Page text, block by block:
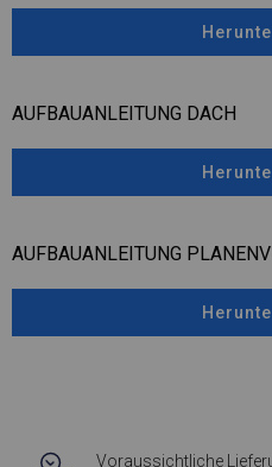
AUFBAUANLEITUNG DACH
AUFBAUANLEITUNG
Voraussichtliche